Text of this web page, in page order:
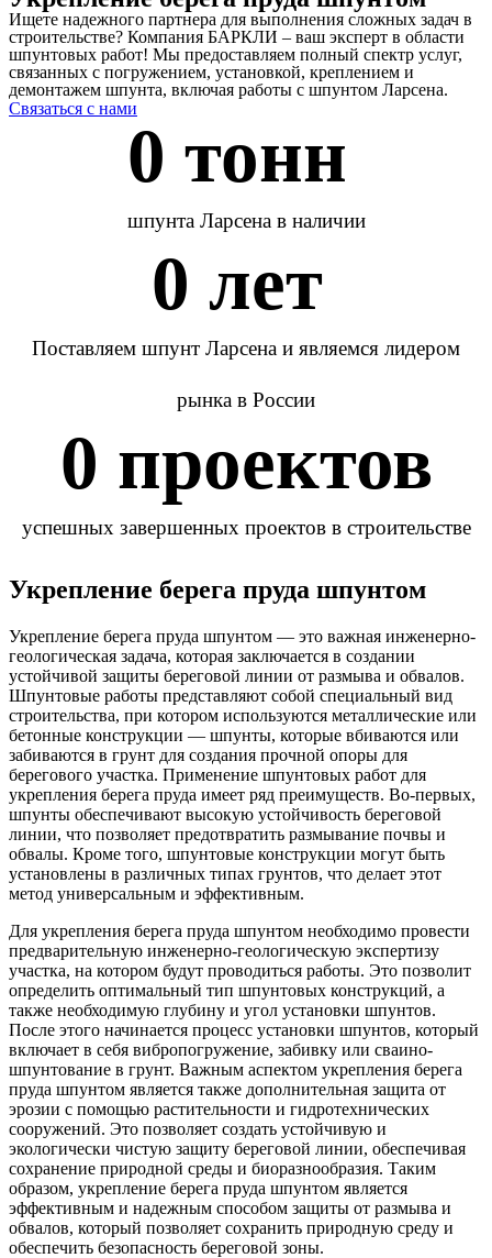
Ищете надежного партнера для выполнения сложных задач в
строительстве? Компания БАРКЛИ – ваш эксперт в области
шпунтовых работ! Мы предоставляем полный спектр услуг,
связанных с погружением, установкой, креплением и
демонтажем шпунта, включая работы с шпунтом Ларсена.
Связаться с нами
0 тонн
шпунта Ларсена в наличии
0 лет
Поставляем шпунт Ларсена и являемся лидером
рынка в России
0 проектов
успешных завершенных проектов в строительстве
Укрепление берега пруда шпунтом
Укрепление берега пруда шпунтом — это важная инженерно-
геологическая задача, которая заключается в создании
устойчивой защиты береговой линии от размыва и обвалов.
Шпунтовые работы представляют собой специальный вид
строительства, при котором используются металлические или
бетонные конструкции — шпунты, которые вбиваются или
забиваются в грунт для создания прочной опоры для
берегового участка. Применение шпунтовых работ для
укрепления берега пруда имеет ряд преимуществ. Во-первых,
шпунты обеспечивают высокую устойчивость береговой
линии, что позволяет предотвратить размывание почвы и
обвалы. Кроме того, шпунтовые конструкции могут быть
установлены в различных типах грунтов, что делает этот
метод универсальным и эффективным.
Для укрепления берега пруда шпунтом необходимо провести
предварительную инженерно-геологическую экспертизу
участка, на котором будут проводиться работы. Это позволит
определить оптимальный тип шпунтовых конструкций, а
также необходимую глубину и угол установки шпунтов.
После этого начинается процесс установки шпунтов, который
включает в себя вибропогружение, забивку или сваино-
шпунтование в грунт. Важным аспектом укрепления берега
пруда шпунтом является также дополнительная защита от
эрозии с помощью растительности и гидротехнических
сооружений. Это позволяет создать устойчивую и
экологически чистую защиту береговой линии, обеспечивая
сохранение природной среды и биоразнообразия. Таким
образом, укрепление берега пруда шпунтом является
эффективным и надежным способом защиты от размыва и
обвалов, который позволяет сохранить природную среду и
обеспечить безопасность береговой зоны.